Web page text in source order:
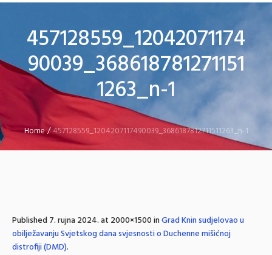
457128559_12042071174
90039_368618781271151
1263_n-1
Home/457128559_1204207117490039_3686187812711511263_n-1
Published7. rujna 2024.at 2000×1500 inGrad Knin sudjelovao u
obilježavanju Svjetskog dana svjesnosti o Duchenne mišićnoj
distrofiji (DMD).